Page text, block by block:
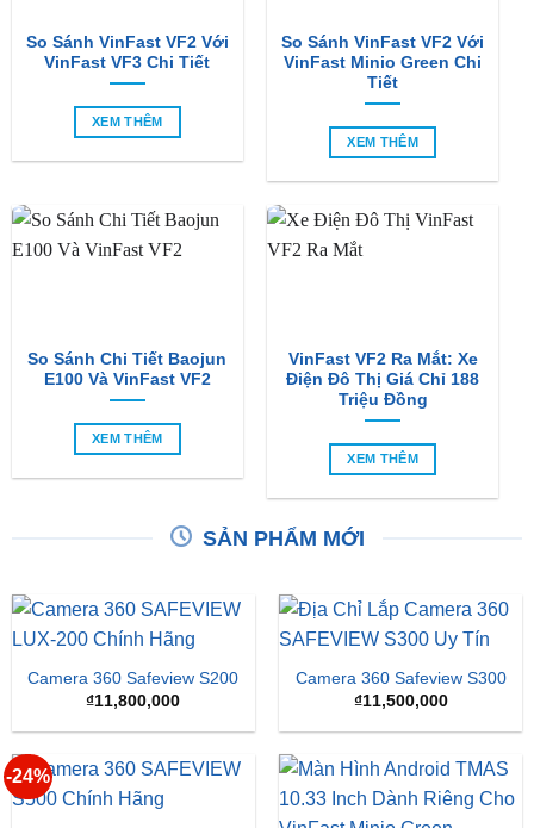
So Sánh VinFast VF2 Với
VinFast VF3 Chi Tiết
XEM THÊM
So Sánh VinFast VF2 Với
VinFast Minio Green Chi
Tiết
XEM THÊM
So Sánh Chi Tiết Baojun
E100 Và VinFast VF2
XEM THÊM
VinFast VF2 Ra Mắt: Xe
Điện Đô Thị Giá Chỉ 188
Triệu Đồng
XEM THÊM
SẢN PHẨM MỚI
Camera 360 Safeview S200
₫11,800,000
Camera 360 Safeview S300
₫11,500,000
-24%